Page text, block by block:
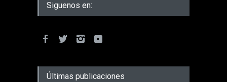
Siguenos en:
Últimas publicaciones